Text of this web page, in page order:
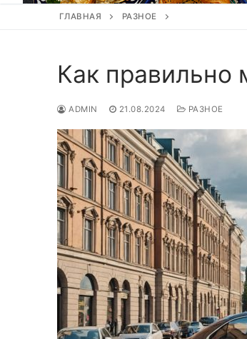
ГЛАВНАЯ РАЗНОЕ
Как правильно
ADMIN 21.08.2024 РАЗНОЕ